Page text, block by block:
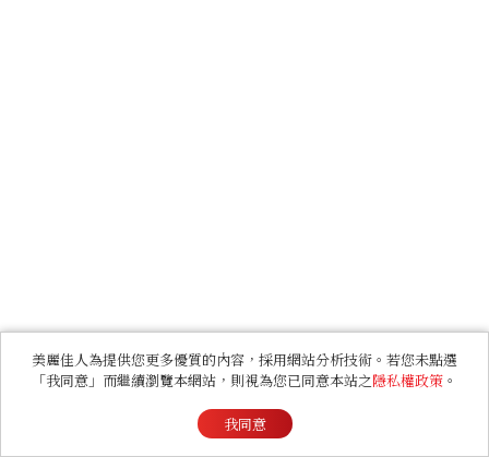
美麗佳人為提供您更多優質的內容，採用網站分析技術。若您未點選
「我同意」而繼續瀏覽本網站，則視為您已同意本站之隱私權政策 。
我同意